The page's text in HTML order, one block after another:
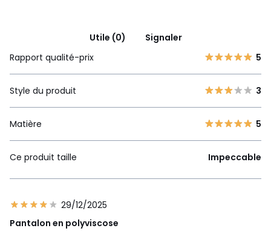
Utile (0)
Signaler
Rapport qualité-prix
5
Style du produit 3
Matière 5
Ce produit taille Impeccable
29/12/2025
Pantalon en polyviscose